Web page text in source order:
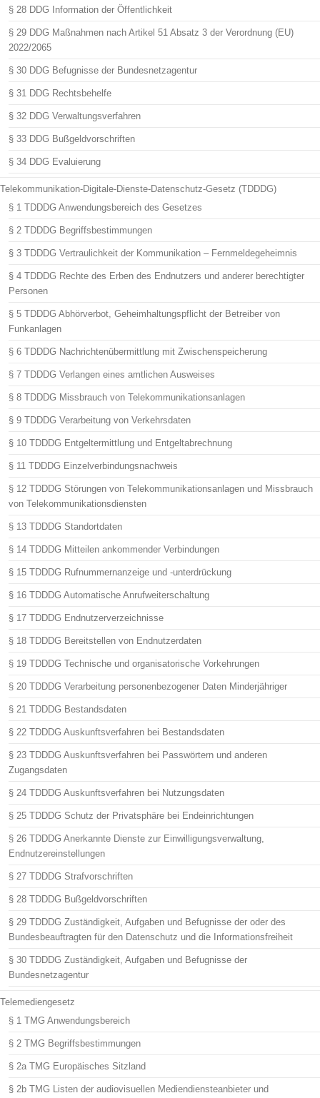
§ 28 DDG Information der Öffentlichkeit
§ 29 DDG Maßnahmen nach Artikel 51 Absatz 3 der Verordnung (EU)
2022/2065
§ 30 DDG Befugnisse der Bundesnetzagentur
§ 31 DDG Rechtsbehelfe
§ 32 DDG Verwaltungsverfahren
§ 33 DDG Bußgeldvorschriften
§ 34 DDG Evaluierung
Telekommunikation-Digitale-Dienste-Datenschutz-Gesetz (TDDDG)
§ 1 TDDDG Anwendungsbereich des Gesetzes
§ 2 TDDDG Begriffsbestimmungen
§ 3 TDDDG Vertraulichkeit der Kommunikation – Fernmeldegeheimnis
§ 4 TDDDG Rechte des Erben des Endnutzers und anderer berechtigter
Personen
§ 5 TDDDG Abhörverbot, Geheimhaltungspflicht der Betreiber von
Funkanlagen
§ 6 TDDDG Nachrichtenübermittlung mit Zwischenspeicherung
§ 7 TDDDG Verlangen eines amtlichen Ausweises
§ 8 TDDDG Missbrauch von Telekommunikationsanlagen
§ 9 TDDDG Verarbeitung von Verkehrsdaten
§ 10 TDDDG Entgeltermittlung und Entgeltabrechnung
§ 11 TDDDG Einzelverbindungsnachweis
§ 12 TDDDG Störungen von Telekommunikationsanlagen und Missbrauch
von Telekommunikationsdiensten
§ 13 TDDDG Standortdaten
§ 14 TDDDG Mitteilen ankommender Verbindungen
§ 15 TDDDG Rufnummernanzeige und -unterdrückung
§ 16 TDDDG Automatische Anrufweiterschaltung
§ 17 TDDDG Endnutzerverzeichnisse
§ 18 TDDDG Bereitstellen von Endnutzerdaten
§ 19 TDDDG Technische und organisatorische Vorkehrungen
§ 20 TDDDG Verarbeitung personenbezogener Daten Minderjähriger
§ 21 TDDDG Bestandsdaten
§ 22 TDDDG Auskunftsverfahren bei Bestandsdaten
§ 23 TDDDG Auskunftsverfahren bei Passwörtern und anderen
Zugangsdaten
§ 24 TDDDG Auskunftsverfahren bei Nutzungsdaten
§ 25 TDDDG Schutz der Privatsphäre bei Endeinrichtungen
§ 26 TDDDG Anerkannte Dienste zur Einwilligungsverwaltung,
Endnutzereinstellungen
§ 27 TDDDG Strafvorschriften
§ 28 TDDDG Bußgeldvorschriften
§ 29 TDDDG Zuständigkeit, Aufgaben und Befugnisse der oder des
Bundesbeauftragten für den Datenschutz und die Informationsfreiheit
§ 30 TDDDG Zuständigkeit, Aufgaben und Befugnisse der
Bundesnetzagentur
Telemediengesetz
§ 1 TMG Anwendungsbereich
§ 2 TMG Begriffsbestimmungen
§ 2a TMG Europäisches Sitzland
§ 2b TMG Listen der audiovisuellen Mediendiensteanbieter und